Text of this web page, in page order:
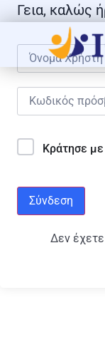
Γεια, καλώς
Κράτησε
Σύνδεση
Δεν